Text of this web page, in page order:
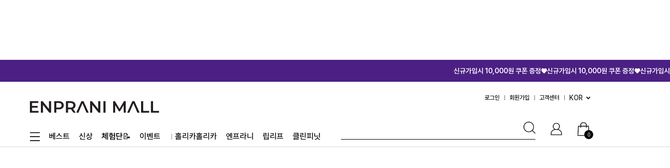
신규가입시 10,000원 쿠폰 증정♥신규가입시 10,000원 쿠폰 증정♥신규가입시 10,000
로그인 회원가입 고객센터 KOR
베스트 신상 체험단📝 이벤트 홀리카홀리카 엔프라니 립리프 클린피닛 0